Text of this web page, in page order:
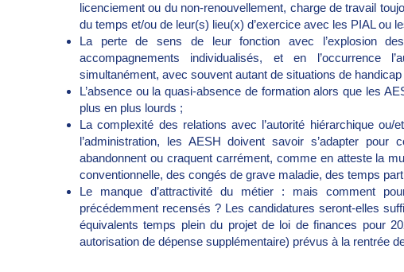
licenciement ou du non-renouvellement, charge de travail
du temps et/ou de leur(s) lieu(x) d’exercice avec les PIAL ou
La perte de sens de leur fonction avec l’explosion
accompagnements individualisés, et en l’occurrence
simultanément, avec souvent autant de situations de
L’absence ou la quasi-absence de formation alors que les
plus en plus lourds ;
La complexité des relations avec l’autorité hiérarchique
l’administration, les AESH doivent savoir s’adapter
abandonnent ou craquent carrément, comme en atteste la
conventionnelle, des congés de grave maladie, des temps
Le manque d’attractivité du métier : mais comment
précédemment recensés ? Les candidatures seront-elles
équivalents temps plein du projet de loi de finances pour
autorisation de dépense supplémentaire) prévus à la rentrée